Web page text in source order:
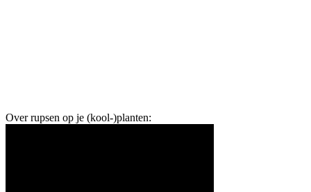
Over rupsen op je (kool-)planten: